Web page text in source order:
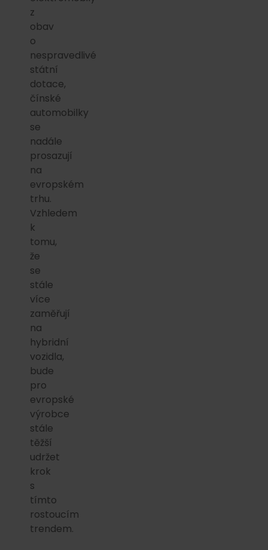
z
obav
o
nespravedlivé
státní
dotace,
čínské
automobilky
se
nadále
prosazují
na
evropském
trhu.
Vzhledem
k
tomu,
že
se
stále
více
zaměřují
na
hybridní
vozidla,
bude
pro
evropské
výrobce
stále
těžší
udržet
krok
s
tímto
rostoucím
trendem.